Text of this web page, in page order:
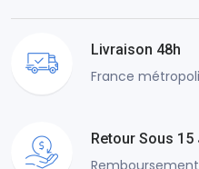
Livraison 48h
France
Retour Sous 15